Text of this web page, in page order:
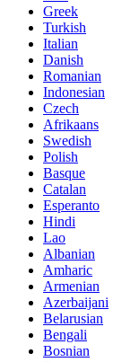
Greek
Turkish
Italian
Danish
Romanian
Indonesian
Czech
Afrikaans
Swedish
Polish
Basque
Catalan
Esperanto
Hindi
Lao
Albanian
Amharic
Armenian
Azerbaijani
Belarusian
Bengali
Bosnian